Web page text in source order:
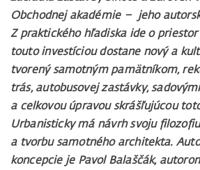
Obchodnej akadémie – jeho
Z praktického hľadiska ide o
touto investíciou dostane nový a
tvorený samotným pamätníkom,
trás, autobusovej zastávky,
a celkovou úpravou skrášľujúcou
Urbanisticky má návrh svoju
a tvorbu samotného architekta.
koncepcie je Pavol Balaščák,